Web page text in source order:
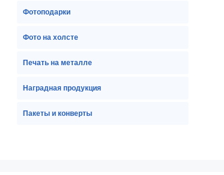
Фотоподарки
Фото на холсте
Печать на металле
Наградная продукция
Пакеты и конверты